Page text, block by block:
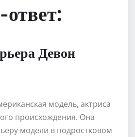
Девон
модель, актриса
происхождения. Она
модели в подростковом